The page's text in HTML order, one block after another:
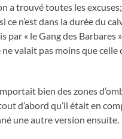
a trouvé toutes les excuses;
ce n’est dans la durée du
par « le Gang des Barbares
valait pas moins que celle
bien des zones
d’abord qu’il était en
une autre version ensuite.